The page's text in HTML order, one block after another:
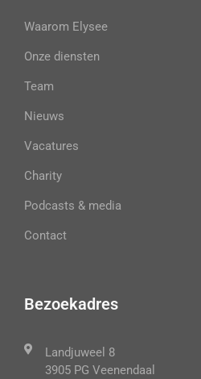
Waarom Elysee
Onze diensten
Team
Nieuws
Vacatures
Charity
Podcasts & media
Contact
Bezoekadres
Landjuweel 8
3905 PG Veenendaal